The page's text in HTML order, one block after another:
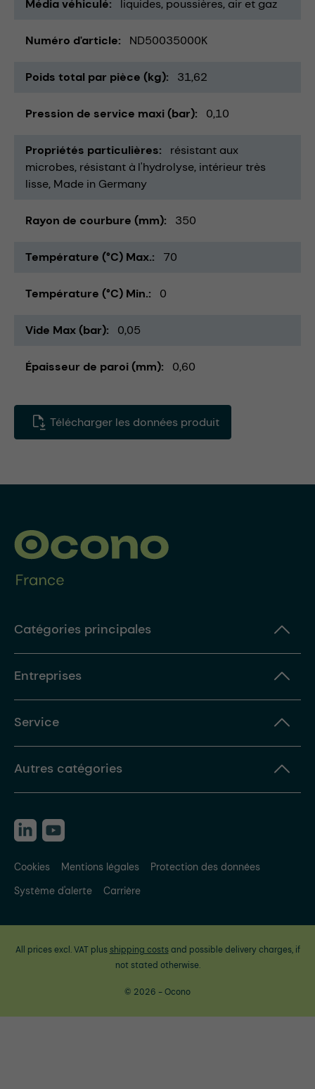
Média véhiculé liquides poussières air et gaz
Numéro d'article ND50035000K
Poids total par pièce (kg) 31,62
Pression de service maxi (bar) 0,10
Propriétés particulières
résistant aux
microbes résistant à l'hydrolyse intérieur très
lisse Made in Germany
Rayon de courbure (mm) 350
Température (°C) Max. 70
Température (°C) Min. 0
Vide Max (bar) 0,05
Épaisseur de paroi (mm) 0,60
Télécharger les données produit
Catégories principales
Entreprises
Service
Autres catégories
Cookies Mentions légales
Protection des données
Système d'alerte
Carrière
All prices excl. VAT plus shipping costsand possible delivery charges, if
not stated otherwise.
© 2026 - Ocono